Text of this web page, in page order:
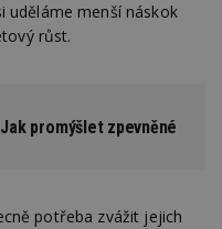
uděláme menší náskok
růst.
promýšlet zpevněné
potřeba zvážit jejich